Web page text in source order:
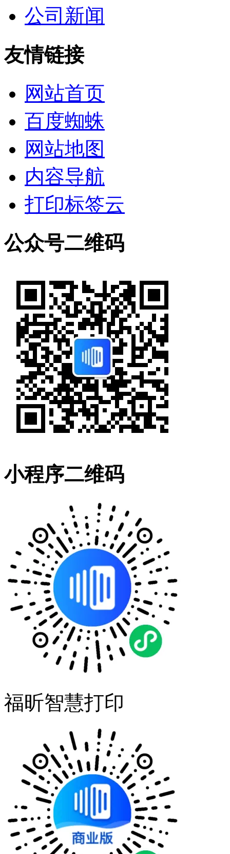
公司新闻
友情链接
网站首页
百度蜘蛛
网站地图
内容导航
打印标签云
公众号二维码
小程序二维码
福昕智慧打印